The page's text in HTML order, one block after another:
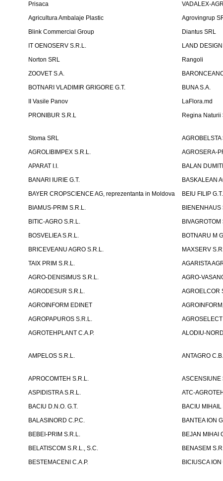
Prisaca
VADALEX-
Agricultura Ambalaje Plastic
Agrovingrup
Blink Commercial Group
Diantus SRL
IT OENOSERV S.R.L.
LAND DESIGN
Norton SRL
Rangoli
ZOOVET S.A.
BOTNARI VLADIMIR GRIGORE G.T.
BUNA S.A.
II Vasile Panov
LaFlora.md
PRONIBUR S.R.L
Regina Naturii
Stoma SRL
AGROLIBIMPEX S.R.L.
AGROSERA-
APARAT I.I.
BALAN
BANARI IURIE G.T.
BASKALEAN
BAYER CROPSCIENCE AG, reprezentanta in Moldova
BEIU FILIP G.T.
BIAMUS-PRIM S.R.L.
BIENENHAUS
BITIC-AGRO S.R.L.
BIVAGROTOM
BOSVELIEA S.R.L.
BOTNARU M
BRICEVEANU AGRO S.R.L.
MAXSERV
TAIX PRIM S.R.L.
AGARISTA
AGRO-DENISIMUS S.R.L.
AGRO-
AGRODESUR S.R.L.
AGROELCOR
AGROINFORM EDINET
AGROPAPUROS S.R.L.
AGROTEHPLANT C.A.P.
ALODIU-
AMPELOS S.R.L.
ANTAGRO
APROCOMTEH S.R.L.
ASCENSIUNE
ASPIDISTRA S.R.L.
ATC-
BACIU D.N.O. G.T.
BACIU MIHAIL
BALASINORD C.P.C.
BANTEA ION
BEBEI-PRIM S.R.L.
BEJAN MIHAI
BELATISCOM S.R.L., S.C.
BENASEM
BESTEMACENI C.A.P.
BICIUSCA ION